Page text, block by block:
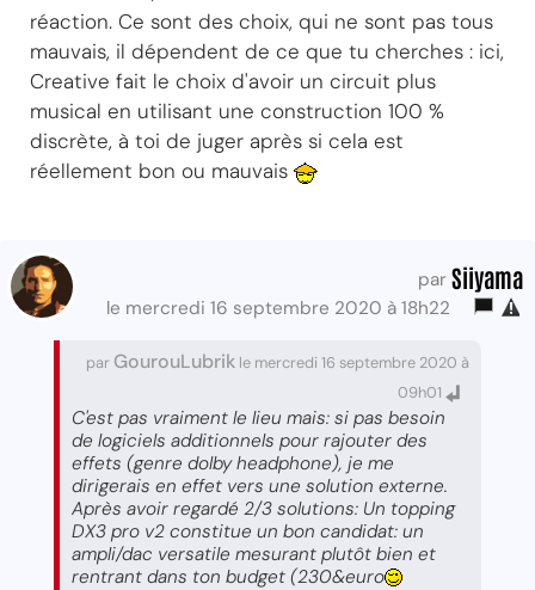
réaction. Ce sont des choix, qui ne sont pas tous
mauvais, il dépendent de ce que tu cherches : ici,
Creative fait le choix d'avoir un circuit plus
musical en utilisant une construction 100 %
discrète, à toi de juger après si cela est
réellement bon ou mauvais
par Siiyama
le mercredi 16 septembre 2020 à 18h22
par GourouLubrik le mercredi 16 septembre 2020 à
09h01
C'est pas vraiment le lieu mais: si pas besoin
de logiciels additionnels pour rajouter des
effets (genre dolby headphone), je me
dirigerais en effet vers une solution externe.
Après avoir regardé 2/3 solutions: Un topping
DX3 pro v2 constitue un bon candidat: un
ampli/dac versatile mesurant plutôt bien et
rentrant dans ton budget (230&euro